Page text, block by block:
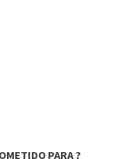
PARA ?